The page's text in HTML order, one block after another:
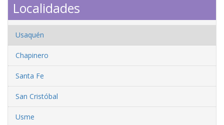
Localidades
Usaquén
Chapinero
Santa Fe
San Cristóbal
Usme